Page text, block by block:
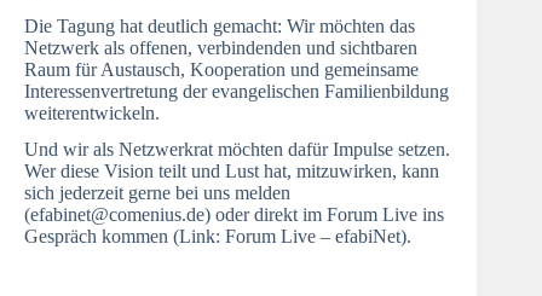
Die Tagung hat deutlich gemacht: Wir möchten das
Netzwerk als offenen, verbindenden und sichtbaren
Raum für Austausch, Kooperation und gemeinsame
Interessenvertretung der evangelischen Familienbildung
weiterentwickeln.
Und wir als Netzwerkrat möchten dafür Impulse setzen.
Wer diese Vision teilt und Lust hat, mitzuwirken, kann
sich jederzeit gerne bei uns melden
(efabinet@comenius.de) oder direkt im Forum Live ins
Gespräch kommen (Link: Forum Live – efabiNet).